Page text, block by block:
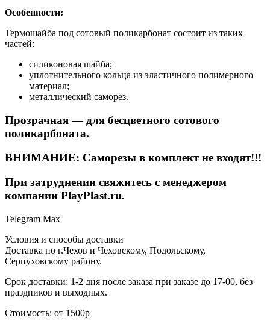
Особенности:
Термошайба под сотовый поликарбонат состоит из таких
частей:
силиконовая шайба;
уплотнительного кольца из эластичного полимерного
материал;
металлический саморез.
Прозрачная — для бесцветного сотового
поликарбоната.
ВНИМАНИЕ: Саморезы в комплект не входят!!!
При затруднении свяжитесь с менеджером
компании PlayPlast.ru.
Telegram Max
Условия и способы доставки
Доставка по г.Чехов и Чеховскому, Подольскому,
Серпуховскому району.
Срок доставки: 1-2 дня после заказа при заказе до 17-00, без
праздников и выходных.
Стоимость: от 1500р